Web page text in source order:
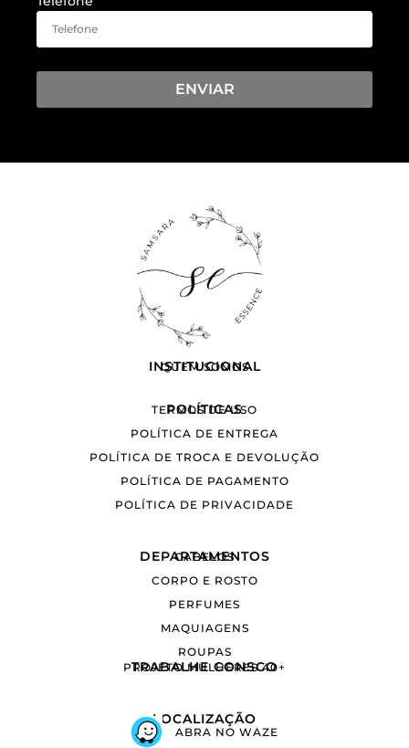
ENVIAR
INSTITUCIONAL
QUEM SOMOS
POLÍTICAS
TERMOS DE USO
POLÍTICA DE ENTREGA
POLÍTICA DE TROCA E DEVOLUÇÃO
POLÍTICA DE PAGAMENTO
POLÍTICA DE PRIVACIDADE
DEPARTAMENTOS
CABELOS
CORPO E ROSTO
PERFUMES
MAQUIAGENS
ROUPAS
TRABALHE CONSCO
PROJETO MULHERES 40+
LOCALIZAÇÃO
ABRA NO WAZE